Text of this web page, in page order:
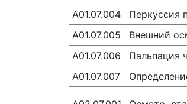
А01.07.004
Перкуссия
A01.07.005
Внешний
A01.07.006
Пальпация
A01.07.007